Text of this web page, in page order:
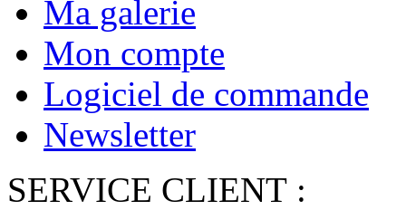
Ma galerie
Mon compte
Logiciel de commande
Newsletter
SERVICE CLIENT :